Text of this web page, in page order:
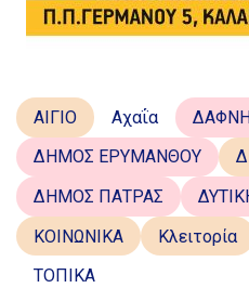
ΑΙΓΙΟ Αχαΐα
ΔΗΜΟΣ ΕΡΥΜΑΝΘΟΥ
ΔΗΜΟΣ ΠΑΤΡΑΣ
ΚΟΙΝΩΝΙΚΑ
Κλειτορία
ΤΟΠΙΚΑ